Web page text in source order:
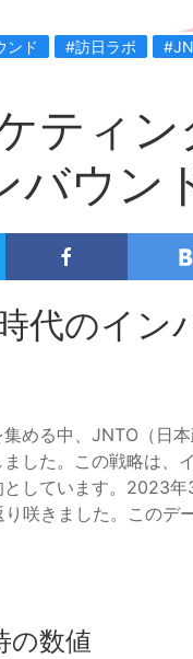
ンド #訪日ラボ
ティ
バウン
代のイン
める中、JNTO（日
した。この戦略は
しています。2023
咲きました。この
の数値